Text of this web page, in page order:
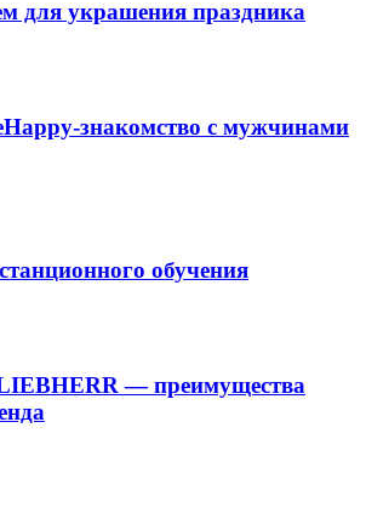
для украшения праздника
знакомство с мужчинами
обучения
— преимущества